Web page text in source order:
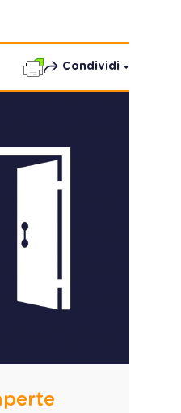
Condividi